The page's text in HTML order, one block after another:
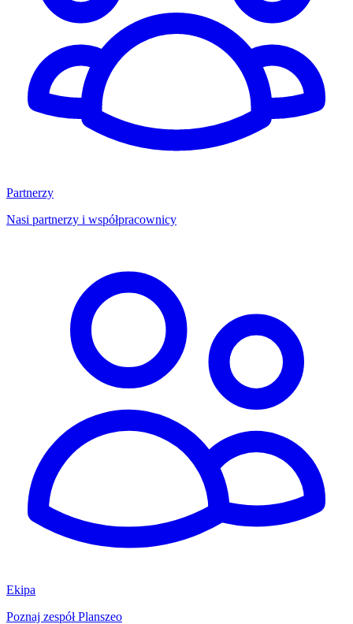
Partnerzy
Nasi partnerzy i współpracownicy
Ekipa
Poznaj zespół Planszeo